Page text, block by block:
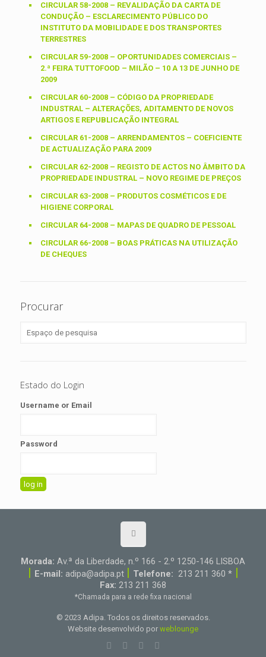
CIRCULAR 58-2008 – REVALIDAÇÃO DA CARTA DE
CONDUÇÃO – ESCLARECIMENTO PÚBLICO DO
INSTITUTO DA MOBILIDADE E DOS TRANSPORTES
TERRESTRES
CIRCULAR 59-2008 – OPORTUNIDADES COMERCIAIS –
2.ª FEIRA TUTTOFOOD – MILÃO – 10 A 13 DE JUNHO DE
2009
CIRCULAR 60-2008 – CÓDIGO DA PROPRIEDADE
INDUSTRAL – ALTERAÇÕES, ADITAMENTO DE NOVOS
ARTIGOS E REPUBLICAÇÃO INTEGRAL
CIRCULAR 61-2008 – ARRENDAMENTOS – COEFICIENTE
DE ACTUALIZAÇÃO PARA 2009
CIRCULAR 62-2008 – REGISTO DE ACTOS NO ÂMBITO DA
PROPRIEDADE INDUSTRAL – NOVO REGIME DE PREÇOS
CIRCULAR 63-2008 – PRODUTOS COSMÉTICOS E DE
HIGIENE CORPORAL
CIRCULAR 64-2008 – MAPAS DE QUADRO DE PESSOAL
CIRCULAR 66-2008 – BOAS PRÁTICAS NA UTILIZAÇÃO
DE CHEQUES
Procurar
Estado do Login
Username or Email
Password
Morada: Av.ª da Liberdade, n.º 166 - 2.º 1250-146 LISBOA
| E-mail: adipa@adipa.pt | Telefone: 213 211 360 *|
Fax: 213 211 368
*Chamada para a rede fixa nacional
© 2023 Adipa. Todos os direitos reservados.
Website desenvolvido por weblounge